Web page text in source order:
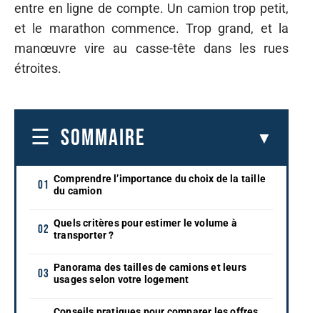
entre en ligne de compte. Un camion trop petit,
et le marathon commence. Trop grand, et la
manœuvre vire au casse-tête dans les rues
étroites.
SOMMAIRE
Comprendre l’importance du choix de la taille
du camion
Quels critères pour estimer le volume à
transporter ?
Panorama des tailles de camions et leurs
usages selon votre logement